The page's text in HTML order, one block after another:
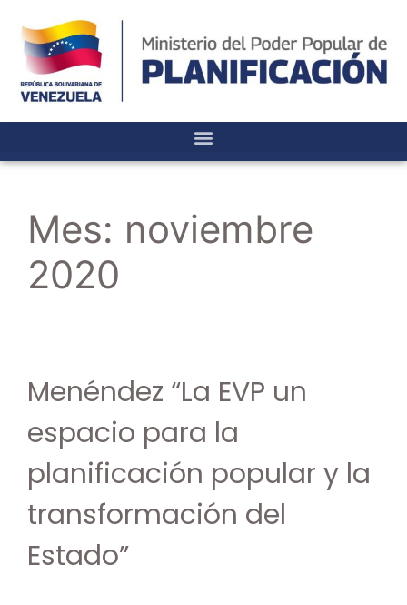
Mes: noviembre
2020
Menéndez “La EVP un
espacio para la
planificación popular y la
transformación del
Estado”